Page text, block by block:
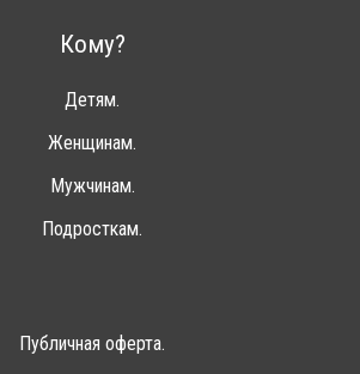
Кому?
Детям.
Женщинам.
Мужчинам.
Подросткам.
Публичная оферта.